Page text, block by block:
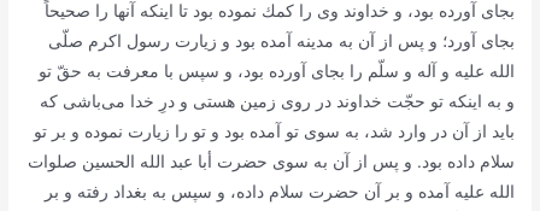
بجاى آورده بود، و خداوند وى را كمك نموده بود تا اینكه آنها را صحیحاً
بجاى آورد؛ و پس از آن به مدینه آمده بود و زیارت رسول اكرم صلّى
الله علیه و آله و سلّم را بجاى آورده بود، و سپس با معرفت به حقّ تو
و به اینكه تو حجّت خداوند در روى زمین هستى و درِ خدا مى‌باشى كه
باید از آن در وارد شد، به سوى تو آمده بود و تو را زیارت نموده و بر تو
سلام داده بود. و پس از آن به سوى حضرت أبا عبد الله الحسین صلوات
الله علیه آمده و بر آن حضرت سلام داده، و سپس به بغداد رفته و بر